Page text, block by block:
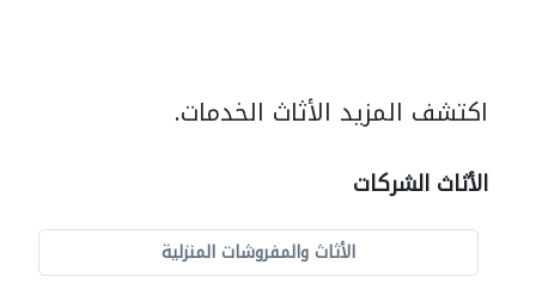
اكتشف المزيد الأثاث الخدمات.
الأثاث الشركات
الأثاث والمفروشات المنزلية